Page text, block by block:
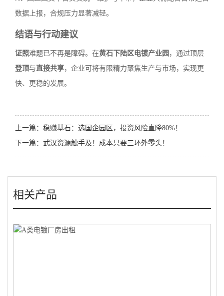
数据上报，合规压力显著减轻。
结语与行动建议
证照难题已不再是障碍。在黄石下陆区电镀产业园 ，通过顶层
登顶与直接共享，企业可将有限精力聚焦生产与市场，实现更
快、更稳的发展。
上一篇： 稳赚基石：选国企园区，投资风险直降80%！
下一篇： 武汉资源触手及！成本只要三环外零头！
相关产品